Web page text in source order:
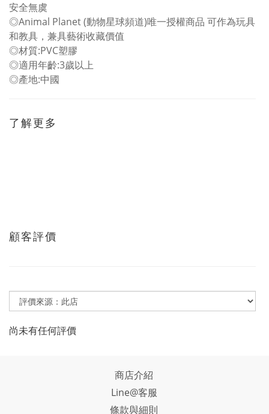
安全無虞
◎Animal Planet (動物星球頻道)唯一授權商品 可作為玩具
和教具，兼具藝術收藏價值
◎材質:PVC塑膠
◎適用年齡:3歲以上
◎產地:中國
了解更多
顧客評價
尚未有任何評價
商店介紹
Line@客服
條款與細則